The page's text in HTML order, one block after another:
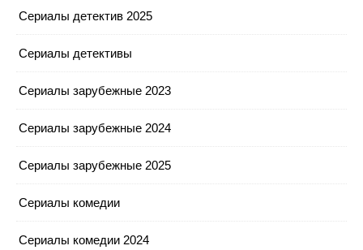
Сериалы детектив 2025
Сериалы детективы
Сериалы зарубежные 2023
Сериалы зарубежные 2024
Сериалы зарубежные 2025
Сериалы комедии
Сериалы комедии 2024